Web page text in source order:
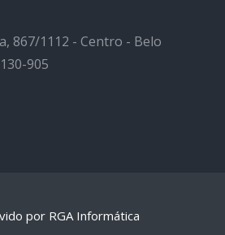
867/1112 - Centro - Belo
905
por RGA Informática